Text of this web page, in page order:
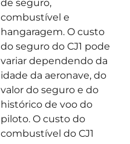
de seguro,
combustível e
hangaragem. O custo
do seguro do CJ1 pode
variar dependendo da
idade da aeronave, do
valor do seguro e do
histórico de voo do
piloto. O custo do
combustível do CJ1